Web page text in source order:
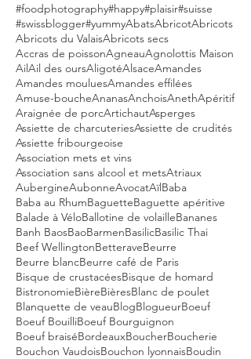
#foodphotography#happy#plaisir#suisse
#swissblogger#yummyAbatsAbricotAbricots
Abricots du ValaisAbricots secs
Accras de poissonAgneauAgnolottis Maison
AilAil des oursAligotéAlsaceAmandes
Amandes mouluesAmandes effilées
Amuse-boucheAnanasAnchoisAnethApéritif
Araignée de porcArtichautAsperges
Assiette de charcuteriesAssiette de crudités
Assiette fribourgeoise
Association mets et vins
Association sans alcool et metsAtriaux
AubergineAubonneAvocatAïlBaba
Baba au RhumBaguetteBaguette apéritive
Balade à VéloBallotine de volailleBananes
Banh BaosBaoBarmenBasilicBasilic Thai
Beef WellingtonBetteraveBeurre
Beurre blancBeurre café de Paris
Bisque de crustacéesBisque de homard
BistronomieBièreBièresBlanc de poulet
Blanquette de veauBlogBlogueurBoeuf
Boeuf BouilliBoeuf Bourguignon
Boeuf braiséBordeauxBoucherBoucherie
Bouchon VaudoisBouchon lyonnaisBoudin